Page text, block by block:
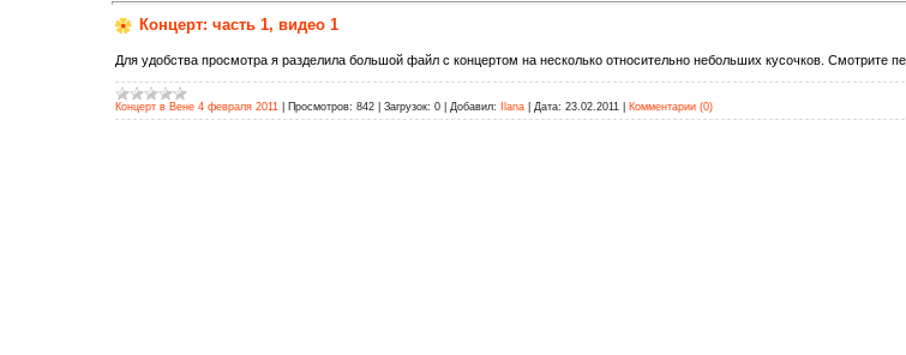
Концерт: часть 1, видео 1
Для удобства просмотра я разделила большой файл с концертом на несколько относительно небольших кусочков. Смотрите
Концерт в Вене 4 февраля 2011| Просмотров: 842| Загрузок: 0| Добавил: Ilana| Дата: 23.02.2011 Комментарии (0)